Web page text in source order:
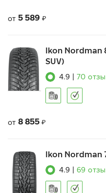
от 5 589 ₽
Ikon Nordman
SUV)
4.9 70
от 8 855 ₽
Ikon Nordman
4.9 69